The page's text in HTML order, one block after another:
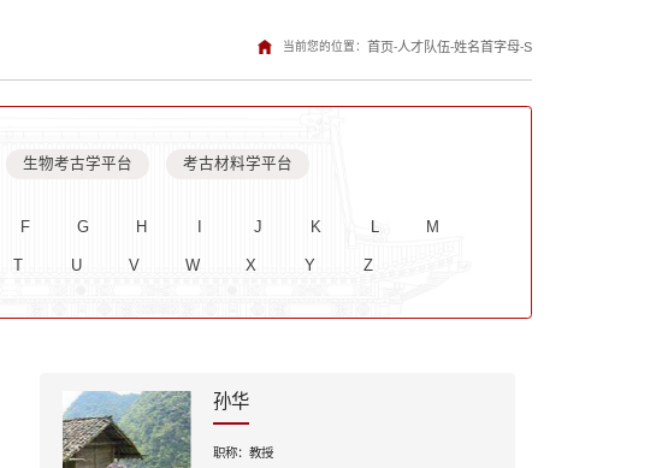
当前您的位置：首页-人才队伍-姓名首字母-S
生物考古学平台 考古材料学平台
F G H J K L M
U V W X Y Z
孙华
职称：教授